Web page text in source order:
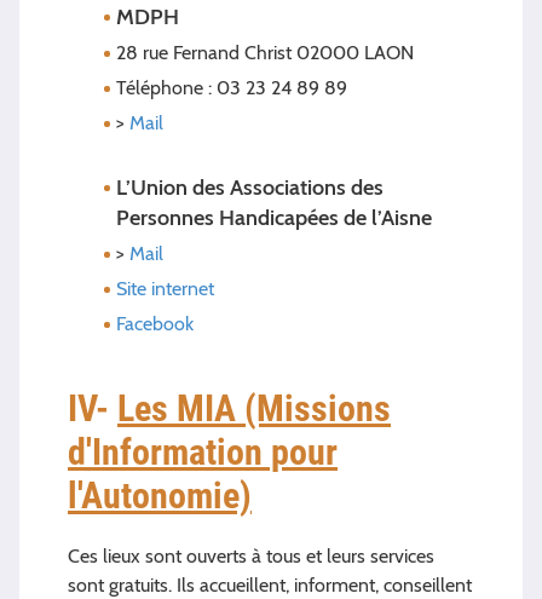
MDPH
28 rue Fernand Christ 02000 LAON
Téléphone : 03 23 24 89 89
> Mail
L’Union des Associations des
Personnes Handicapées de l’Aisne
> Mail
Site internet
Facebook
IV- Les MIA (Missions
d'Information pour
l'Autonomie)
Ces lieux sont ouverts à tous et leurs services
sont gratuits. Ils accueillent, informent, conseillent